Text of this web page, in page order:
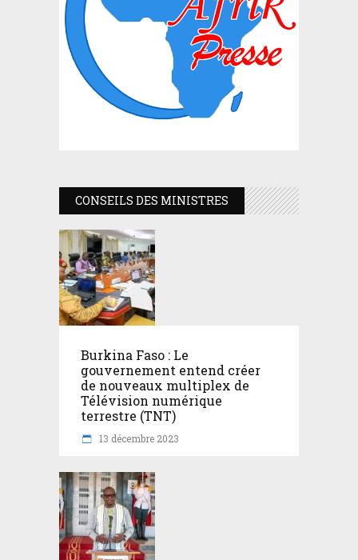
CONSEILS DES MINISTRES
Burkina Faso : Le
gouvernement entend créer
de nouveaux multiplex de
Télévision numérique
terrestre (TNT)
13 décembre 2023